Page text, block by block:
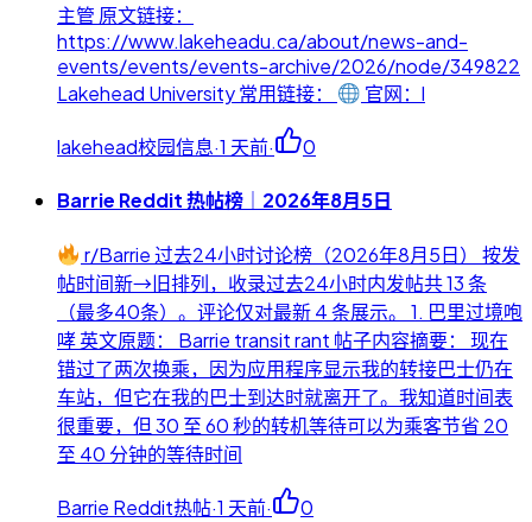
主管 原文链接：
https://www.lakeheadu.ca/about/news-and-
events/events/events-archive/2026/node/349822
Lakehead University 常用链接：
官网：l
lakehead校园信息·1 天前· 0
Barrie Reddit 热帖榜｜2026年8月5日
r/Barrie 过去24小时讨论榜（2026年8月5日） 按发
帖时间新→旧排列，收录过去24小时内发帖共 13 条
（最多40条）。评论仅对最新 4 条展示。 1. 巴里过境咆
哮 英文原题： Barrie transit rant 帖子内容摘要： 现在
错过了两次换乘，因为应用程序显示我的转接巴士仍在
车站，但它在我的巴士到达时就离开了。我知道时间表
很重要，但 30 至 60 秒的转机等待可以为乘客节省 20
至 40 分钟的等待时间
Barrie Reddit热帖·1 天前· 0